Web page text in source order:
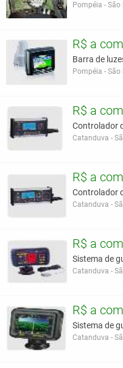
Pompéia -
R$ a
Barra de
Pompéia -
R$ a
Controlador
Catanduva -
R$ a
Controlador
Catanduva -
R$ a
Sistema de
Catanduva -
R$ a
Sistema de
Catanduva -